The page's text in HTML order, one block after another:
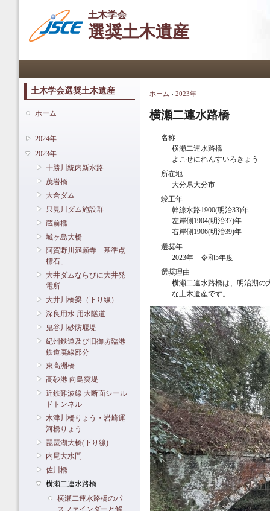
土木学会
選奨土木遺産
土木学会選奨土木遺産
ホーム
2024年
2023年
十勝川統内新水路
茂岩橋
大倉ダム
只見川ダム施設群
蔵前橋
城ヶ島大橋
阿賀野川満願寺「基準点
標石」
大井ダムならびに大井発
電所
大井川橋梁（下り線）
深良用水 用水隧道
鬼谷川砂防堰堤
紀州鉄道及び旧御坊臨港
鉄道廃線部分
東高洲橋
高砂港 向島突堤
近鉄難波線 大断面シール
ドトンネル
木津川橋りょう・岩崎運
河橋りょう
琵琶湖大橋(下り線)
内尾大水門
佐川橋
横瀬二連水路橋
横瀬二連水路橋のパ
スファインダーと解
現在地
ホーム › 2023年
横瀬二連水路橋
名称
横瀬二連水路橋
よこせにれんすいろきょう
所在地
大分県大分市
竣工年
幹線水路1900(明治33)年
左岸側1904(明治37)年
右岸側1906(明治39)年
選奨年
2023年 令和5年度
選奨理由
横瀬二連水路橋は、明治期の
な土木遺産です。